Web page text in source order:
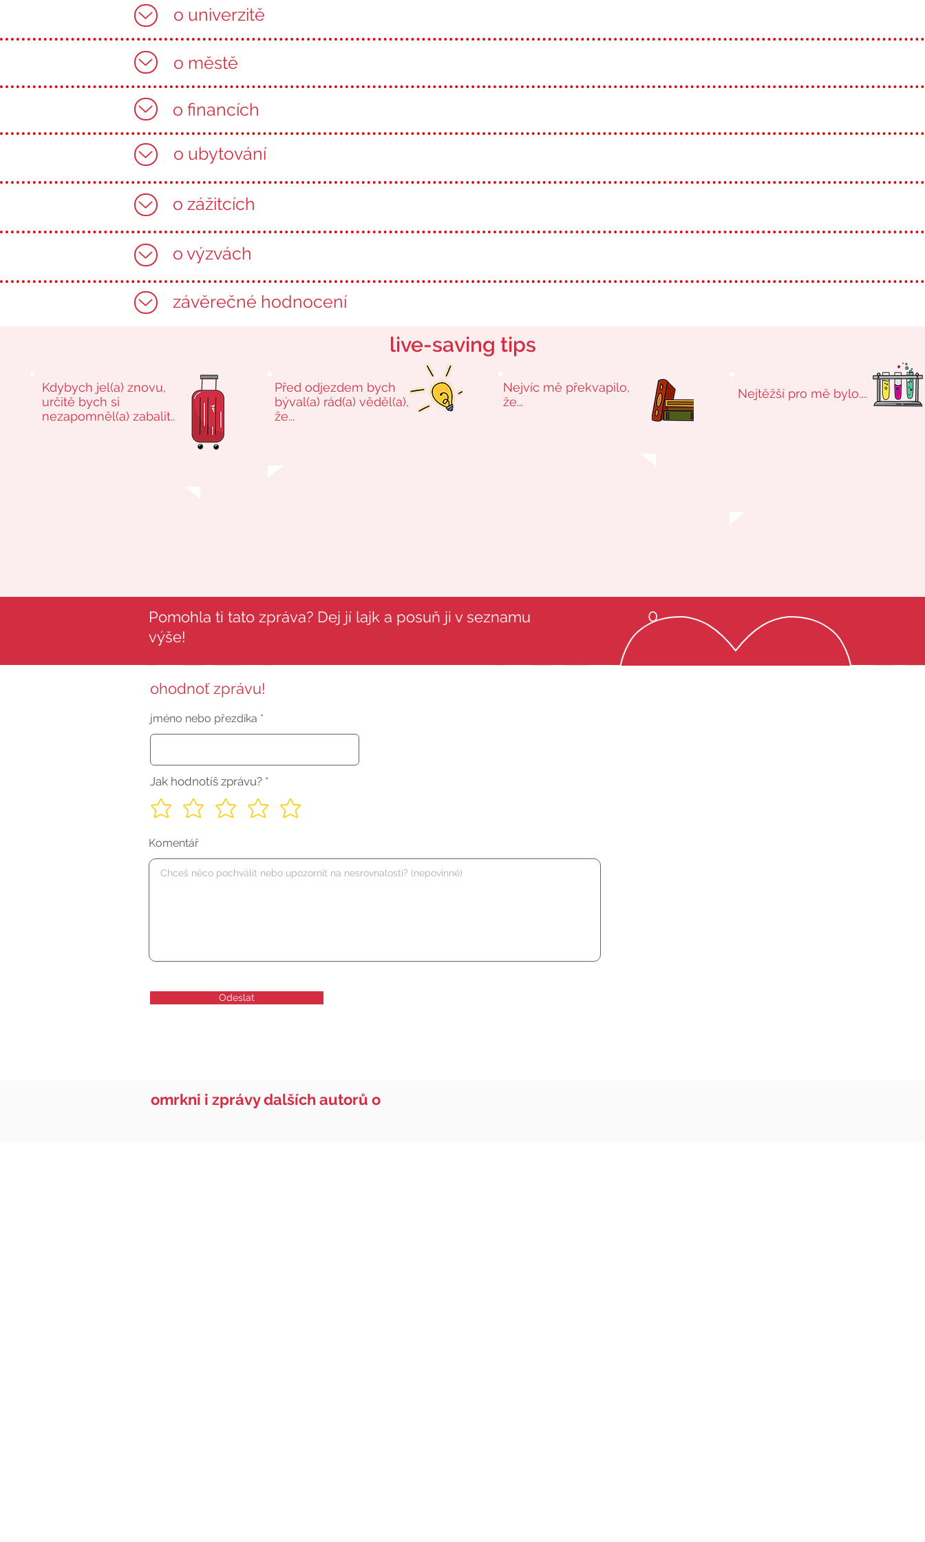
o univerzitě
o městě
o financích
o ubytování
o zážitcích
o výzvách
závěrečné hodnocení
live-saving tips
Kdybych jel(a) znovu,
určitě bych si
nezapomněl(a) zabalit..
Před odjezdem bych
býval(a) rád(a) věděl(a),
že...
Nejvíc mě překvapilo,
že...
Nejtěžší pro mě bylo....
Pomohla ti tato zpráva? Dej jí lajk a posuň ji v seznamu
výše!
0
ohodnoť zprávu!
jméno nebo přezdíka
Jak hodnotíš zprávu?
Komentář
Odeslat
omrkni i zprávy dalších autorů o